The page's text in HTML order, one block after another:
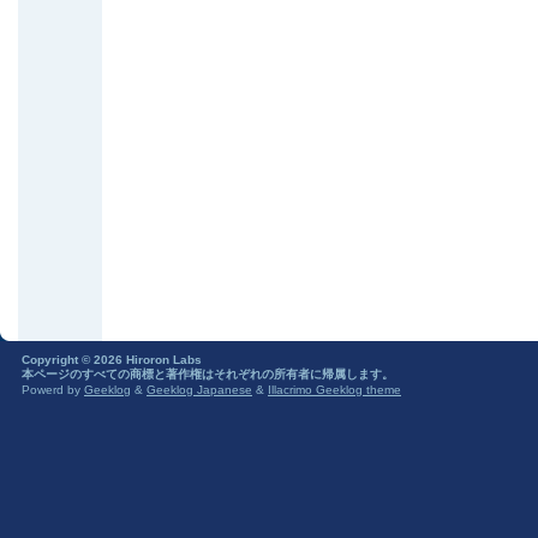
Copyright © 2026 Hiroron Labs
本ページのすべての商標と著作権はそれぞれの所有者に帰属します。
Powerd by Geeklog & Geeklog Japanese & Illacrimo Geeklog theme